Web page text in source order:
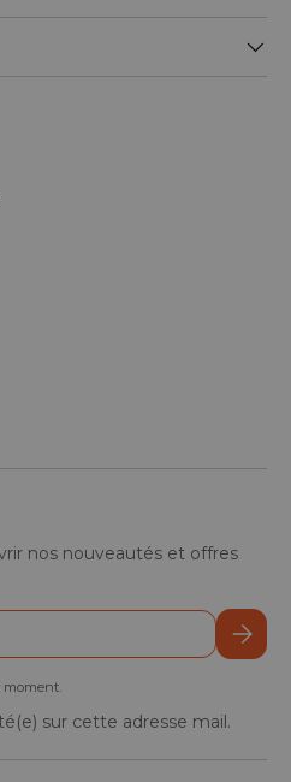
nos nouveautés et offres
moment.
sur cette adresse mail.